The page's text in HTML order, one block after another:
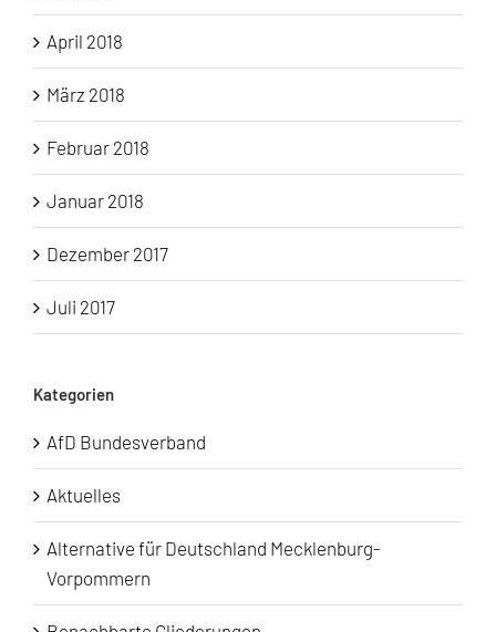
April 2018
März 2018
Februar 2018
Januar 2018
Dezember 2017
Juli 2017
Kategorien
AfD Bundesverband
Aktuelles
Alternative für Deutschland Mecklenburg-
Vorpommern